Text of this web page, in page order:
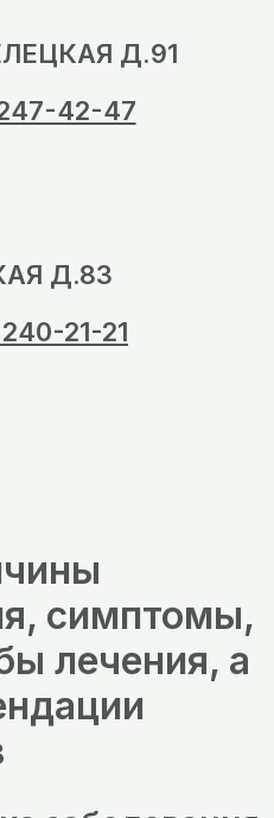
Д.91
42-47
Д.83
21-21
симптомы,
лечения, а